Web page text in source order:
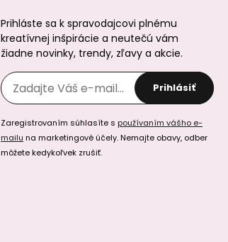
Koráliky z
minerálu
Amazonit Peru
Koráliky z
minerálu
Prihláste sa k spravodajcovi plnému
kreatívnej inšpirácie a neutečú vám
žiadne novinky, trendy, zľavy a akcie.
Prihlásiť
Zaregistrovaním súhlasíte s používaním vášho e-
mailu na marketingové účely. Nemajte obavy, odber
môžete kedykoľvek zrušiť.